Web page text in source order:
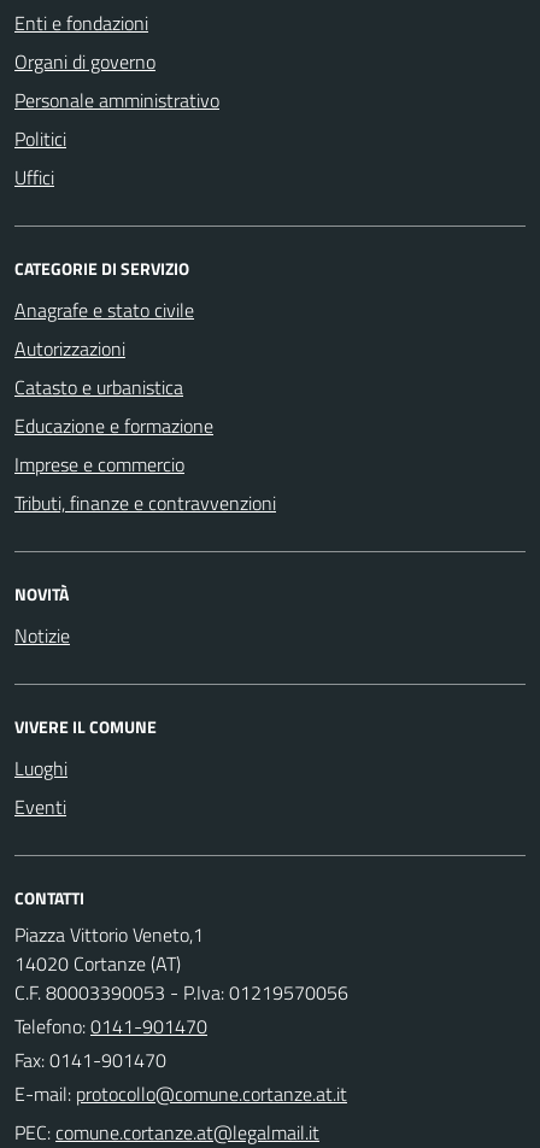
Enti e fondazioni
Organi di governo
Personale amministrativo
Politici
Uffici
CATEGORIE DI SERVIZIO
Anagrafe e stato civile
Autorizzazioni
Catasto e urbanistica
Educazione e formazione
Imprese e commercio
Tributi, finanze e contravvenzioni
NOVITÀ
Notizie
VIVERE IL COMUNE
Luoghi
Eventi
CONTATTI
Piazza Vittorio Veneto,1
14020 Cortanze (AT)
C.F. 80003390053 - P.Iva: 01219570056
Telefono:0141-901470
Fax: 0141-901470
E-mail:
PEC: